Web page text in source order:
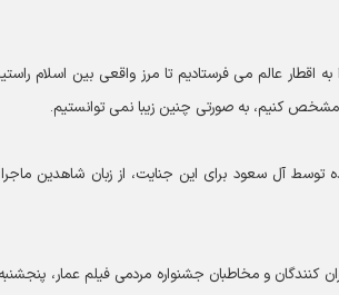
اقطار عالم مى ‏فرستاديم تا مرز واقعى بين اسلام
كنيم، به صورتى چنين زيبا نمى‏ توانستيم.
توسط آل سعود برای این جنایت، از زبان شاهدین